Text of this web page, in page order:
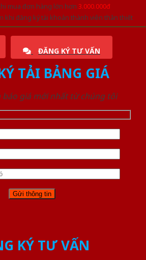
mua đơn hàng lớn hơn 3.000.000đ
khi đăng ký tài khoản thành viên thân thiết
ĐĂNG KÝ TƯ VẤN
TẢI BẢNG GIÁ
báo giá mới nhất từ chúng tôi
KÝ TƯ VẤN